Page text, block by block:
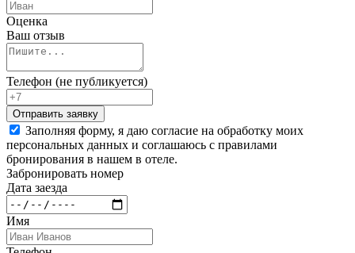
Оценка
Ваш отзыв
Телефон (не публикуется)
Заполняя форму, я даю согласие на обработку моих
персональных данных и соглашаюсь с правилами
бронирования в нашем в отеле.
Забронировать номер
Дата заезда
Имя